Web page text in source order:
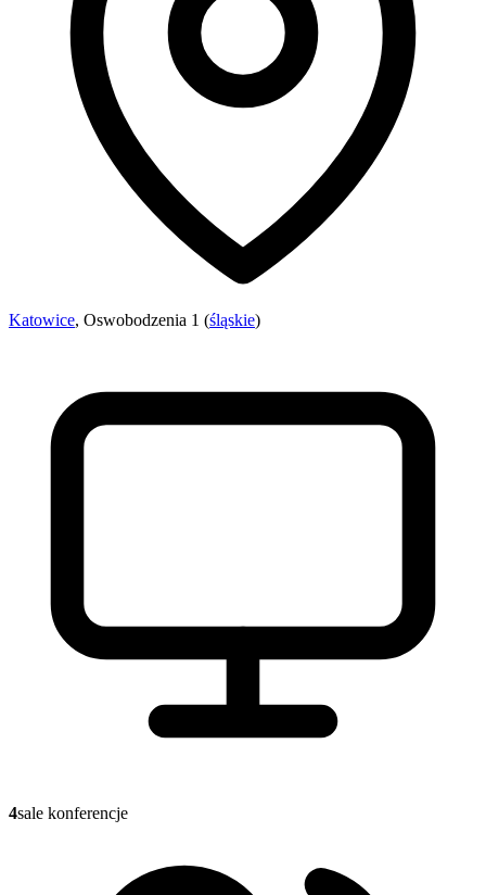
Katowice, Oswobodzenia 1 (śląskie)
4sale konferencje